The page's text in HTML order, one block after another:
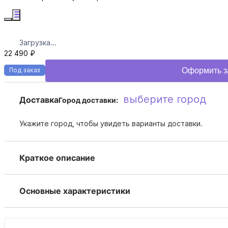
Загрузка...
22 490 ₽
Под заказ Оформить
ДоставкаГород доставки: выберите город
Укажите город, чтобы увидеть варианты доставки.
Краткое описание
Основные характеристики